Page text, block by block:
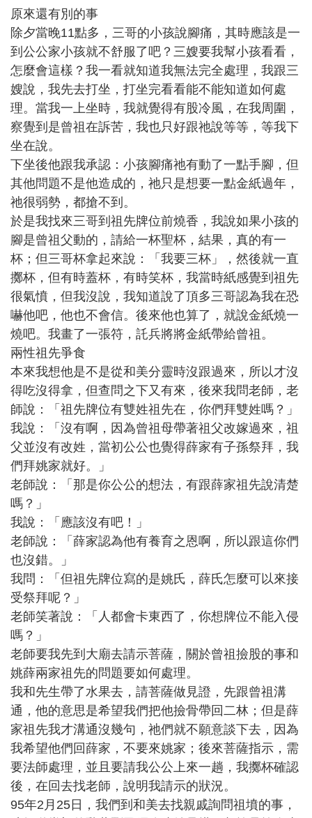
原來還有別的事
除夕當晚11點多，三哥的小孩說腳痛，其時應該是一
到公公家小孩就不舒服了吧？三嫂要我幫小孩看看，
怎麼會這樣？我一看就知道我無法完全處理，我跟三
嫂說，我先去打坐，打坐完看看能不能知道如何處
理。當我一上坐時，我就覺得有股冷風，在我周圍，
察覺到是曾祖在訴苦，我也只好跟祂說等等，等我下
坐在說。
下坐後他跟我承認：小孩腳痛祂有動了一點手腳，但
其他問題不是他造成的，祂只是想要一點金紙過年，
祂很弱勢，都搶不到。
於是我找來三哥到祖先牌位前燒香，我說如果小孩的
腳是曾祖父動的，請給一杯聖杯，結果，真的有一
杯；但三哥杯拿起來說：「我要三杯」，然後就一直
擲杯，但有時蓋杯，有時笑杯，我當時紙感覺到祖先
很氣憤，但我沒說，我知道說了頂多三哥認為我在恐
嚇他吧，他也不會信。後來他也算了，就說金紙燒一
燒吧。我畫了一張符，託兵將將金紙帶給曾祖。
兩性祖先爭食
本來我想他是不是從和美分靈時沒跟過來，所以才沒
得吃沒得拿，但查問之下又有來，後來我問老師，老
師說：「祖先牌位有雙姓祖先在，你們拜雙姓嗎？」
我說：「沒有啊，因為曾祖母帶著祖父改嫁過來，祖
父並沒有改姓，當初公公也覺得薛家有子孫祭拜，我
們拜姚家就好。」
老師說：「那是你公公的想法，有跟薛家祖先說清楚
嗎？」
我說：「應該沒有吧！」
老師說：「薛家認為他有養育之恩啊，所以跟這你們
也沒錯。」
我問：「但祖先牌位寫的是姚氏，薛氏怎麼可以來接
受祭拜呢？」
老師笑著說：「人都會卡東西了，你想牌位不能入侵
嗎？」
老師要我先到大廟去請示菩薩，關於曾祖撿股的事和
姚薛兩家祖先的問題要如何處理。
我和先生帶了水果去，請菩薩做見證，先跟曾祖溝
通，他的意思是希望我們把他撿骨帶回二林；但是薛
家祖先我才溝通沒幾句，祂們就不願意談下去，因為
我希望他們回薛家，不要來姚家；後來菩薩指示，需
要法師處理，並且要請我公公上來一趟，我擲杯確認
後，在回去找老師，說明我請示的狀況。
95年2月25日，我們到和美去找親戚詢問祖墳的事，